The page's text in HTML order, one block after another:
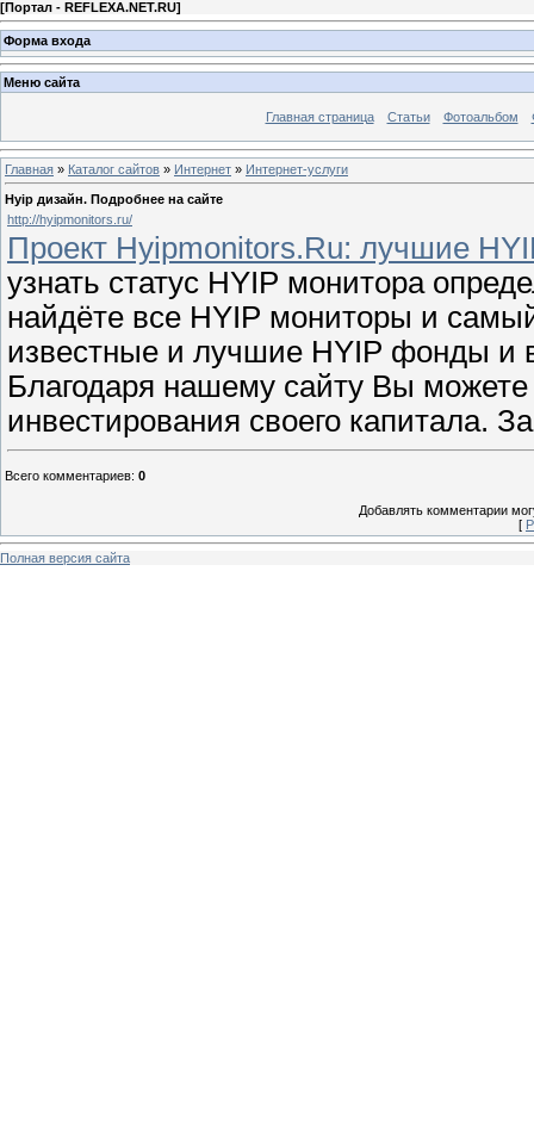
[Портал - REFLEXA.NET.RU]
Форма входа
Меню сайта
Главная страница Статьи Фотоальбом
Главная » Каталог сайтов » Интернет » Интернет-услуги
Hyip дизайн. Подробнее на сайте
http://hyipmonitors.ru/
Проект Hyipmonitors.Ru: лучшие
узнать статус HYIP монитора
найдёте все HYIP мониторы и
известные и лучшие HYIP фонды и
Благодаря нашему сайту Вы
инвестирования своего капитала.
Всего комментариев: 0
Добавлять комментарии
[
Полная версия сайта